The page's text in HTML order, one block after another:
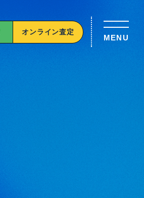
オンライン査定
MENU